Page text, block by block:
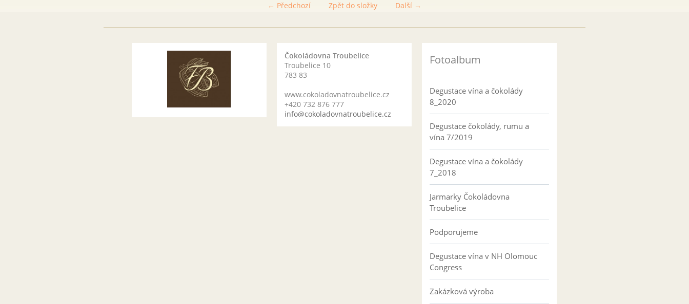
← Předchozí Další →
Zpět do složky
Čokoládovna Troubelice
Troubelice 10
783 83
www.cokoladovnatroubelice.cz
+420 732 876 777
info@cokoladovnatroubelice.cz
Fotoalbum
Degustace vína a čokolády
8_2020
Degustace čokolády, rumu a
vína 7/2019
Degustace vína a čokolády
7_2018
Jarmarky Čokoládovna
Troubelice
Podporujeme
Degustace vína v NH Olomouc
Congress
Zakázková výroba